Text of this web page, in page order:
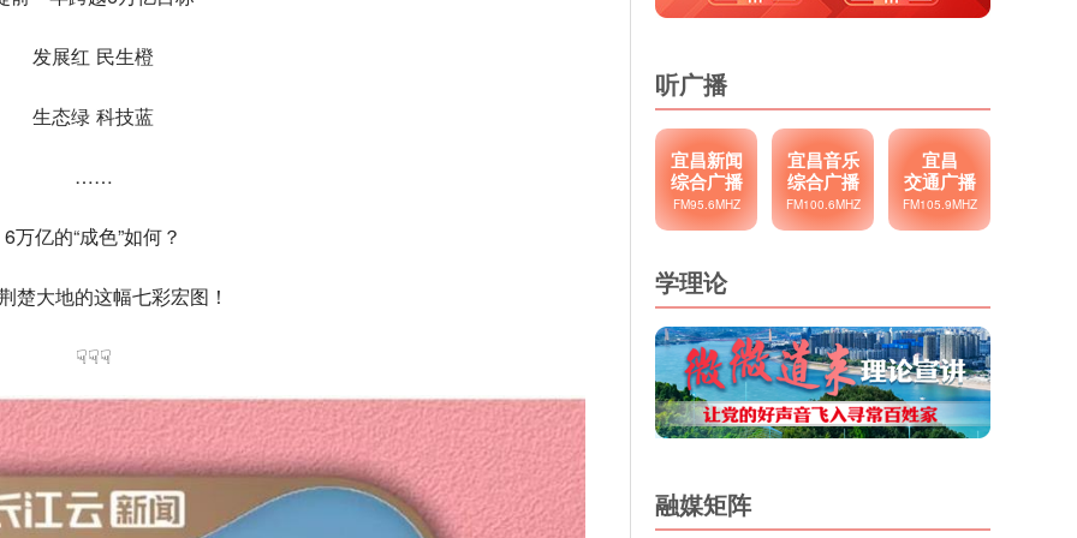
发展红 民生橙
生态绿 科技蓝
……
6万亿的“成色”如何？
楚大地的这幅七彩宏图！
☟☟☟
听广播
宜昌新闻
综合广播
FM95.6MHZ
宜昌音乐
综合广播
FM100.6MHZ
宜昌
交通广播
FM105.9MHZ
学理论
融媒矩阵